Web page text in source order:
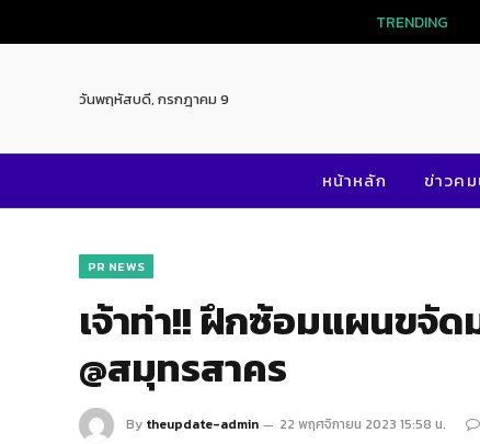
TRENDING
วันพฤหัสบดี, กรกฎาคม 9
หน้าหลัก ข่าวค
PR NEWS
เจ้าท่า!! ฝึกซ้อมแผนขจั
@สมุทรสาคร
By theupdate-admin 22 พฤศจิกายน 2023 15:58 น.